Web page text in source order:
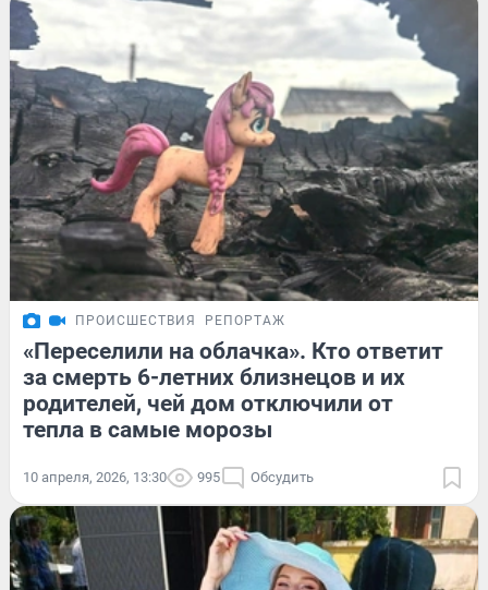
ПРОИСШЕСТВИЯ РЕПОРТАЖ
«Переселили на облачка». Кто ответит
за смерть 6-летних близнецов и их
родителей, чей дом отключили от
тепла в самые морозы
10 апреля, 2026, 13:30 995 Обсудить